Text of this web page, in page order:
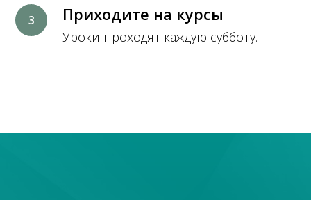
Приходите на курсы
Уроки проходят каждую субботу.